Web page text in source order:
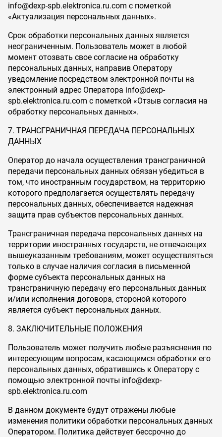
info@dexp-spb.elektronica.ru.com с пометкой
«Актуализация персональных данных».
Срок обработки персональных данных является
неограниченным. Пользователь может в любой
момент отозвать свое согласие на обработку
персональных данных, направив Оператору
уведомление посредством электронной почты на
электронный адрес Оператора info@dexp-
spb.elektronica.ru.com с пометкой «Отзыв согласия на
обработку персональных данных».
7. ТРАНСГРАНИЧНАЯ ПЕРЕДАЧА ПЕРСОНАЛЬНЫХ
ДАННЫХ
Оператор до начала осуществления трансграничной
передачи персональных данных обязан убедиться в
том, что иностранным государством, на территорию
которого предполагается осуществлять передачу
персональных данных, обеспечивается надежная
защита прав субъектов персональных данных.
Трансграничная передача персональных данных на
территории иностранных государств, не отвечающих
вышеуказанным требованиям, может осуществляться
только в случае наличия согласия в письменной
форме субъекта персональных данных на
трансграничную передачу его персональных данных
и/или исполнения договора, стороной которого
является субъект персональных данных.
8. ЗАКЛЮЧИТЕЛЬНЫЕ ПОЛОЖЕНИЯ
Пользователь может получить любые разъяснения по
интересующим вопросам, касающимся обработки его
персональных данных, обратившись к Оператору с
помощью электронной почты info@dexp-
spb.elektronica.ru.com
В данном документе будут отражены любые
изменения политики обработки персональных данных
Оператором. Политика действует бессрочно до